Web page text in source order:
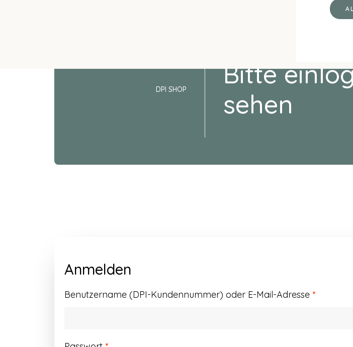
DPI SHOP
Bitte
sehen
Anmelden
Benutzername (DPI-Kundennummer) oder E-Mail-Adresse *
Erforderlich